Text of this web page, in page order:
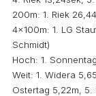
200m: 1. Riek
4x100m: 1. LG
Schmidt)
Hoch: 1.
Weit: 1. Widera
Ostertag 5,22m,